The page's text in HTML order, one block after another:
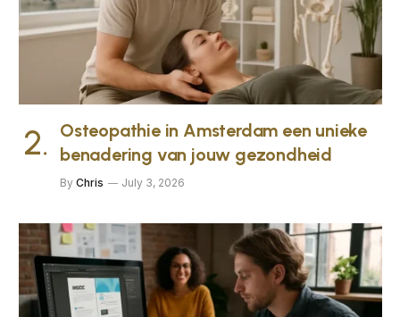
Osteopathie in Amsterdam een unieke
benadering van jouw gezondheid
By Chris July 3, 2026